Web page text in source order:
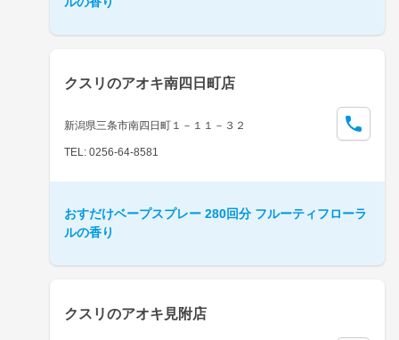
クスリのアオキ南四日町店
新潟県三条市南四日町１－１１－３２
TEL: 0256-64-8581
おすだけベープスプレー 280回分 フルーティフローラ
ルの香り
クスリのアオキ見附店